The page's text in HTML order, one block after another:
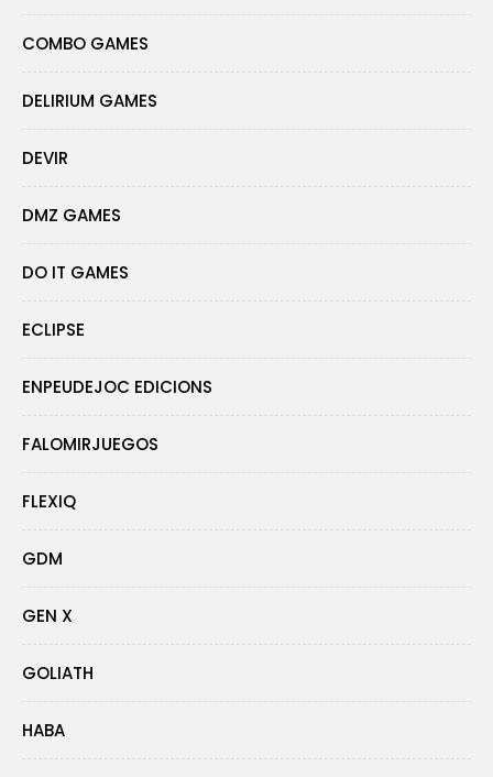
COMBO GAMES
DELIRIUM GAMES
DEVIR
DMZ GAMES
DO IT GAMES
ECLIPSE
ENPEUDEJOC EDICIONS
FALOMIRJUEGOS
FLEXIQ
GDM
GEN X
GOLIATH
HABA